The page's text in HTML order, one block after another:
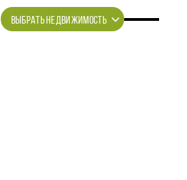
ВЫБРАТЬ НЕДВИЖИМОСТЬ